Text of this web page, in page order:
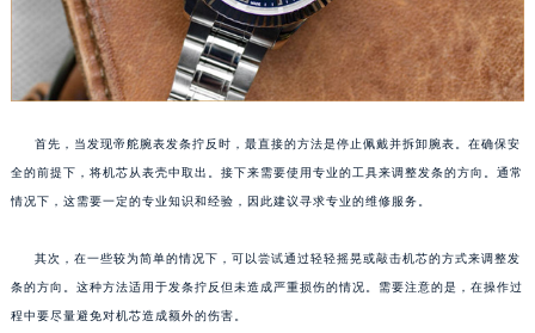
首先，当发现帝舵腕表发条拧反时，最直接的方法是停止佩戴并拆卸腕表。在确保安
全的前提下，将机芯从表壳中取出。接下来需要使用专业的工具来调整发条的方向。通常
情况下，这需要一定的专业知识和经验，因此建议寻求专业的维修服务。
其次，在一些较为简单的情况下，可以尝试通过轻轻摇晃或敲击机芯的方式来调整发
条的方向。这种方法适用于发条拧反但未造成严重损伤的情况。需要注意的是，在操作过
程中要尽量避免对机芯造成额外的伤害。